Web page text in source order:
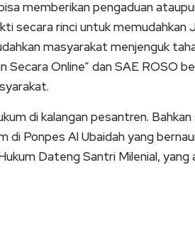
memberikan pengaduan
secara rinci untuk memudahkan
masyarakat menjenguk
Secara Online” dan SAE ROSO
di kalangan pesantren.
Ponpes Al Ubaidah yang
Dateng Santri Milenial, yang